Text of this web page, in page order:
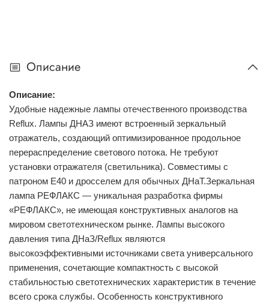
Описание
Описание:
Удобные надежные лампы отечественного производства
Reflux. Лампы ДНАЗ имеют встроенный зеркальный
отражатель, создающий оптимизированное продольное
перераспределение светового потока. Не требуют
установки отражателя (светильника). Совместимы с
патроном Е40 и дросселем для обычных ДНаТ.Зеркальная
лампа РЕФЛАКС — уникальная разработка фирмы
«РЕФЛАКС», не имеющая конструктивных аналогов на
мировом светотехническом рынке. Лампы высокого
давления типа ДНаЗ/Reflux являются
высокоэффективными источниками света универсального
применения, сочетающие компактность с высокой
стабильностью светотехнических характеристик в течение
всего срока службы. Особенность конструктивного